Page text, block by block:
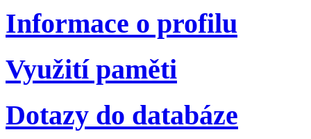
Informace o profilu
Využití paměti
Dotazy do databáze